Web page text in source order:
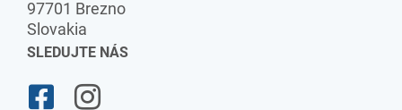
97701 Brezno
Slovakia
SLEDUJTE NÁS